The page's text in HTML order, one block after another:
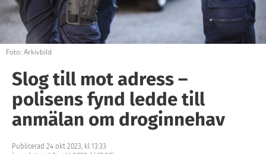
Foto: Arkivbild
Slog till mot adress –
polisens fynd ledde till
anmälan om droginnehav
Publicerad 24 okt 2023, kl 13:33